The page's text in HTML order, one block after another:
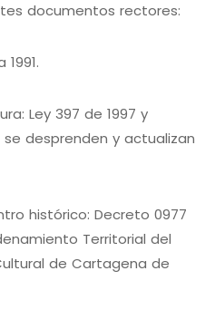
documentos rectores:
Ley 397 de 1997 y
desprenden y actualizan
histórico: Decreto 0977
Territorial del
de Cartagena de